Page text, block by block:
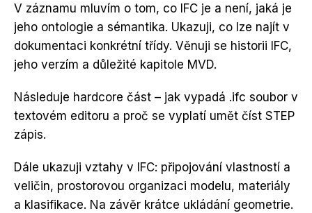
V záznamu mluvím o tom, co IFC je a není, jaká je
jeho ontologie a sémantika. Ukazuji, co lze najít v
dokumentaci konkrétní třídy. Věnuji se historii IFC,
jeho verzím a důležité kapitole MVD.
Následuje hardcore část – jak vypadá .ifc soubor v
textovém editoru a proč se vyplatí umět číst STEP
zápis.
Dále ukazuji vztahy v IFC: připojování vlastností a
veličin, prostorovou organizaci modelu, materiály
a klasifikace. Na závěr krátce ukládání geometrie.